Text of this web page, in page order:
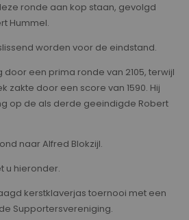
ronde aan kop staan, gevolgd
Hummel.
worden voor de eindstand.
door een prima ronde van 2105, terwijl
zakte door een score van 1590. Hij
op de als derde geeindigde Robert
naar Alfred Blokzijl.
u hieronder.
kerstklaverjas toernooi met een
Supportersvereniging.